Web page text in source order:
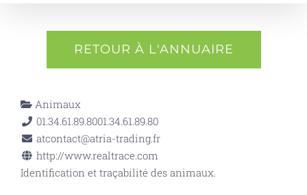
RETOUR À L'ANNUAIRE
Animaux
01.34.61.89.8001.34.61.89.80
atcontact@atria-trading.fr
http://www.realtrace.com
Identification et traçabilité des animaux.